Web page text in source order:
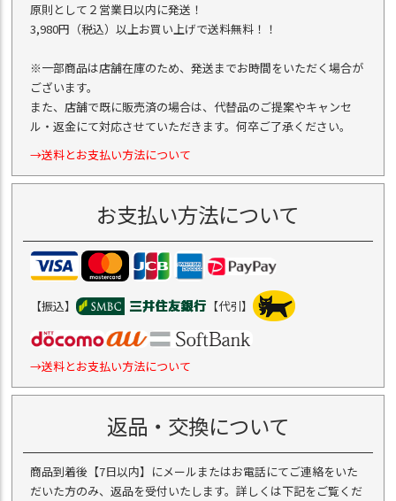
原則として２営業日以内に発送！
3,980円（税込）以上お買い上げで送料無料！！
※一部商品は店舗在庫のため、発送までお時間をいただく場合が
ございます。
また、店舗で既に販売済の場合は、代替品のご提案やキャンセ
ル・返金にて対応させていただきます。何卒ご了承ください。
→送料とお支払い方法について
お支払い方法について
【振込】 【代引】
→送料とお支払い方法について
返品・交換について
商品到着後【7日以内】にメールまたはお電話にてご連絡をいた
だいた方のみ、返品を受付いたします。詳しくは下記をご覧くだ